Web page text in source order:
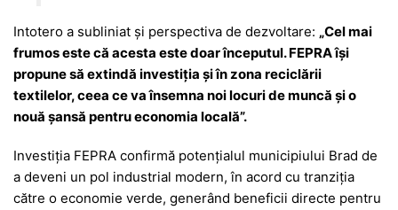
Intotero a subliniat și perspectiva de dezvoltare: „Cel mai
frumos este că acesta este doar începutul. FEPRA își
propune să extindă investiția și în zona reciclării
textilelor, ceea ce va însemna noi locuri de muncă și o
nouă șansă pentru economia locală”.
Investiția FEPRA confirmă potențialul municipiului Brad de
a deveni un pol industrial modern, în acord cu tranziția
către o economie verde, generând beneficii directe pentru